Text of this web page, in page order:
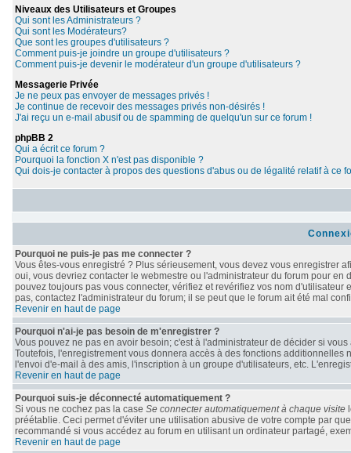
Niveaux des Utilisateurs et Groupes
Qui sont les Administrateurs ?
Qui sont les Modérateurs?
Que sont les groupes d'utilisateurs ?
Comment puis-je joindre un groupe d'utilisateurs ?
Comment puis-je devenir le modérateur d'un groupe d'utilisateurs ?
Messagerie Privée
Je ne peux pas envoyer de messages privés !
Je continue de recevoir des messages privés non-désirés !
J'ai reçu un e-mail abusif ou de spamming de quelqu'un sur ce forum !
phpBB 2
Qui a écrit ce forum ?
Pourquoi la fonction X n'est pas disponible ?
Qui dois-je contacter à propos des questions d'abus ou de légalité relatif à ce
Pourquoi ne puis-je pas me connecter ?
Vous êtes-vous enregistré ? Plus sérieusement, vous devez vous enregistrer
oui, vous devriez contacter le webmestre ou l'administrateur du forum pour
pouvez toujours pas vous connecter, vérifiez et revérifiez vos nom
pas, contactez l'administrateur du forum; il se peut que le forum ait été mal
Revenir en haut de page
Pourquoi n'ai-je pas besoin de m'enregistrer ?
Vous pouvez ne pas en avoir besoin; c'est à l'administrateur de décider si
Toutefois, l'enregistrement vous donnera accès à des fonctions
l'envoi d'e-mail à des amis, l'inscription à un groupe d'utilisateurs, etc.
Revenir en haut de page
Pourquoi suis-je déconnecté automatiquement ?
Si vous ne cochez pas la case Se connecter automatiquement à chaque visite
préétablie. Ceci permet d'éviter une utilisation abusive de votre compte par
recommandé si vous accédez au forum en utilisant un ordinateur partagé,
Revenir en haut de page